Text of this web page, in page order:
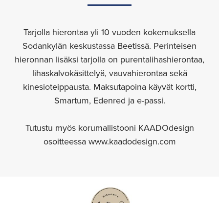
Tarjolla hierontaa yli 10 vuoden kokemuksella
Sodankylän keskustassa Beetissä. Perinteisen
hieronnan lisäksi tarjolla on purentalihashierontaa,
lihaskalvokäsittelyä, vauvahierontaa sekä
kinesioteippausta. Maksutapoina käyvät kortti,
Smartum, Edenred ja e-passi.
Tutustu myös korumallistooni KAADOdesign
osoitteessa www.kaadodesign.com